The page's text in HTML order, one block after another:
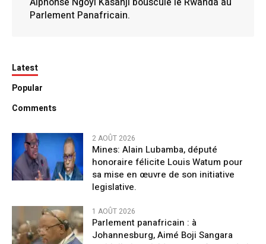
Parlement Panafricain.
Latest
Popular
Comments
2 AOÛT 2026
Mines: Alain Lubamba, député
honoraire félicite Louis Watum pour
sa mise en œuvre de son initiative
legislative.
1 AOÛT 2026
Parlement panafricain : à
Johannesburg, Aimé Boji Sangara